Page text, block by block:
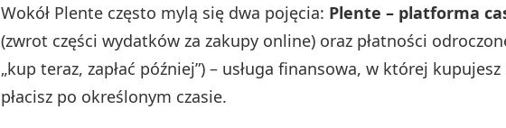
Wokół Plente często mylą się dwa pojęcia: Plente – platforma
(zwrot części wydatków za zakupy online) oraz płatności
„kup teraz, zapłać później”) – usługa finansowa, w której
płacisz po określonym czasie.